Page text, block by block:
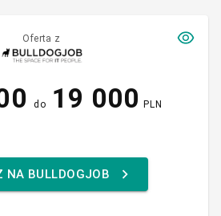
Oferta z
do 19 000 PLN
NA BULLDOGJOB